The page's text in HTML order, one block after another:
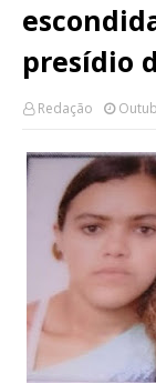
presídio
Redação